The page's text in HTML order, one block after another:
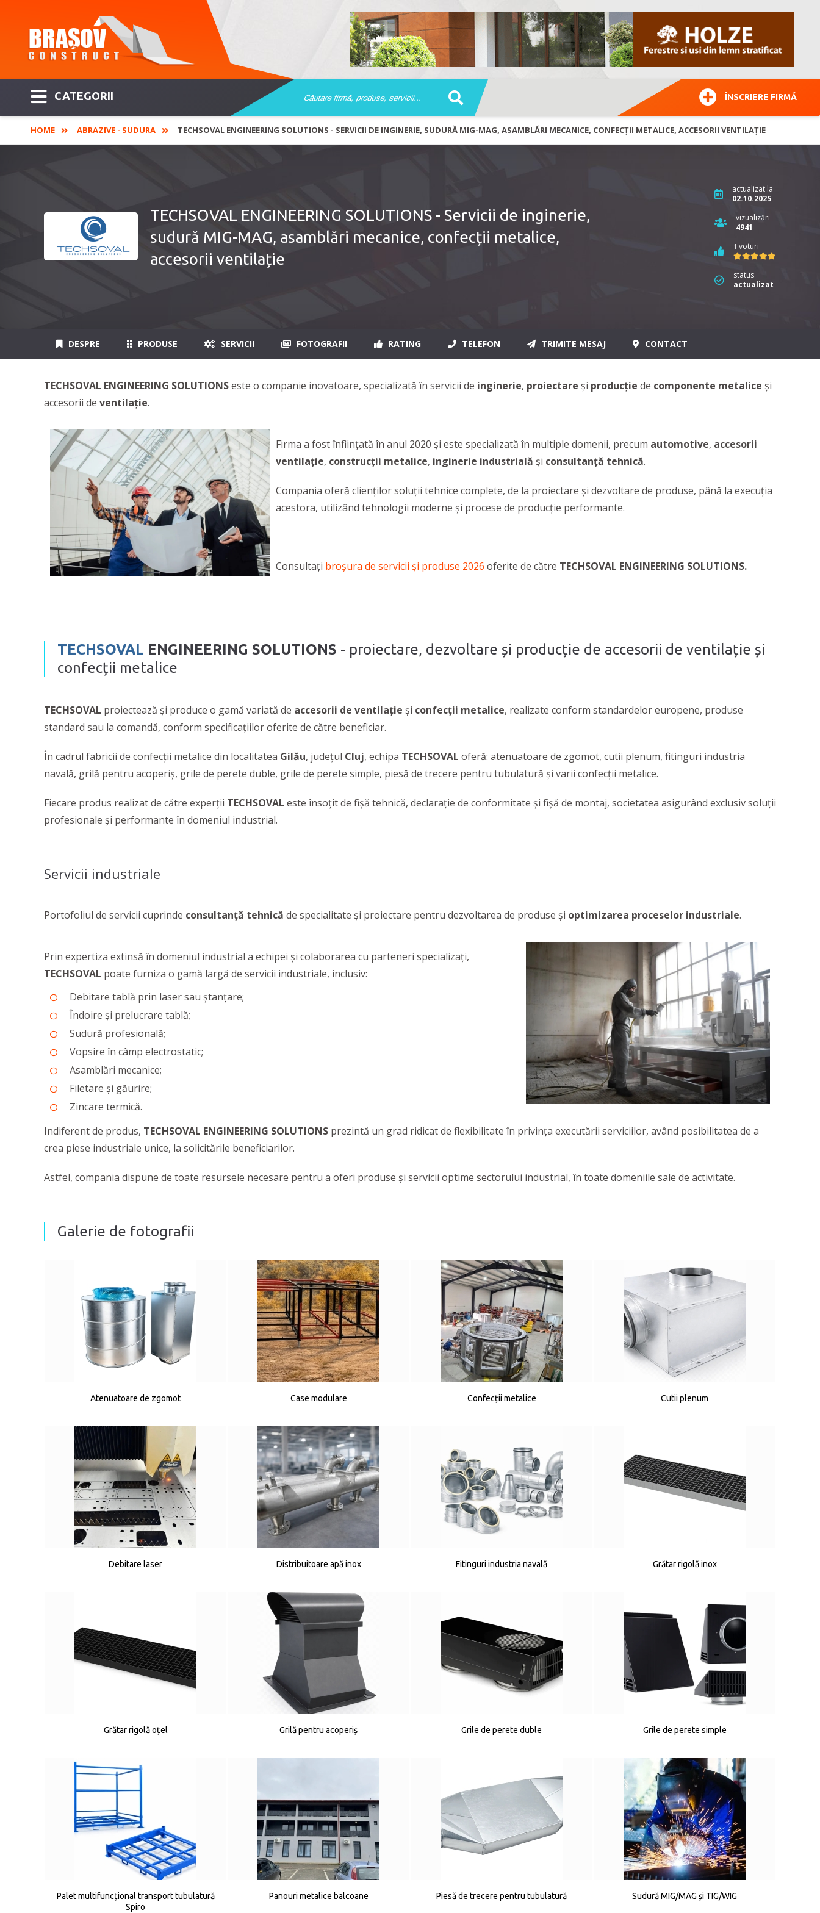
CATEGORII ÎNSCRIERE FIRMĂ
HOME ABRAZIVE - SUDURA TECHSOVAL ENGINEERING SOLUTIONS - SERVICII DE INGINERIE, SUDURĂ MIG-MAG, ASAMBLĂRI MECANICE, CONFECȚII METALICE, ACCESORII VENTILAȚIE
TECHSOVAL ENGINEERING SOLUTIONS - Servicii de inginerie,
sudură MIG-MAG, asamblări mecanice, confecții metalice,
accesorii ventilație
actualizat la
02.10.2025
vizualizări
4941
1 voturi
status
actualizat
DESPRE PRODUSE SERVICII FOTOGRAFII RATING TELEFON TRIMITE MESAJ CONTACT
TECHSOVAL ENGINEERING SOLUTIONSeste o companie inovatoare, specializată în servicii de inginerie, proiectare și producție de componente metalice și
accesorii de ventilație.
Firma a fost înființată în anul 2020 și este specializată în multiple domenii, precum automotive, accesorii
ventilație, construcții metalice, inginerie industrială și consultanță tehnică.
Compania oferă clienților soluții tehnice complete, de la proiectare și dezvoltare de produse, până la execuția
acestora, utilizând tehnologii moderne și procese de producție performante.
Consultați broșura de servicii și produse 2026 oferite de către TECHSOVAL ENGINEERING SOLUTIONS.
TECHSOVAL ENGINEERING SOLUTIONS - proiectare, dezvoltare și producție de accesorii de ventilație și
confecții metalice
TECHSOVAL proiectează și produce o gamă variată de accesorii de ventilație și confecții metalice, realizate conform standardelor europene, produse
standard sau la comandă, conform specificațiilor oferite de către beneficiar.
În cadrul fabricii de confecții metalice din localitatea Gilău, județul Cluj, echipa TECHSOVAL oferă: atenuatoare de zgomot, cutii plenum, fitinguri industria
navală, grilă pentru acoperiș, grile de perete duble, grile de perete simple, piesă de trecere pentru tubulatură și varii confecții metalice.
Fiecare produs realizat de către experții TECHSOVAL este însoțit de fișă tehnică, declarație de conformitate și fișă de montaj, societatea asigurând exclusiv soluții
profesionale și performante în domeniul industrial.
Servicii industriale
Portofoliul de servicii cuprinde consultanță tehnică de specialitate și proiectare pentru dezvoltarea de produse și optimizarea proceselor industriale.
Prin expertiza extinsă în domeniul industrial a echipei și colaborarea cu parteneri specializați,
TECHSOVAL poate furniza o gamă largă de servicii industriale, inclusiv:
Debitare tablă prin laser sau ștanțare;
Îndoire și prelucrare tablă;
Sudură profesională;
Vopsire în câmp electrostatic;
Asamblări mecanice;
Filetare și găurire;
Zincare termică.
Indiferent de produs, TECHSOVAL ENGINEERING SOLUTIONS prezintă un grad ridicat de flexibilitate în privința executării serviciilor, având posibilitatea de a
crea piese industriale unice, la solicitările beneficiarilor.
Astfel, compania dispune de toate resursele necesare pentru a oferi produse și servicii optime sectorului industrial, în toate domeniile sale de activitate.
Galerie de fotografii
Atenuatoare de zgomot Case modulare Confecții metalice Cutii plenum
Debitare laser Distribuitoare apă inox Fitinguri industria navală Grătar rigolă inox
Grătar rigolă oțel Grilă pentru acoperiș Grile de perete duble Grile de perete simple
Palet multifuncțional transport tubulatură
Spiro
Panouri metalice balcoane Piesă de trecere pentru tubulatură Sudură MIG/MAG și TIG/WIG